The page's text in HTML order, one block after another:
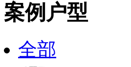
案例户型
全部